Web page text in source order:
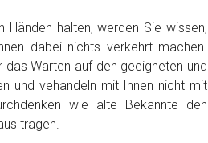
halten, werden Sie wissen,
dabei nichts verkehrt machen.
Warten auf den geeigneten und
und vehandeln mit Ihnen nicht mit
wie alte Bekannte den
tragen.